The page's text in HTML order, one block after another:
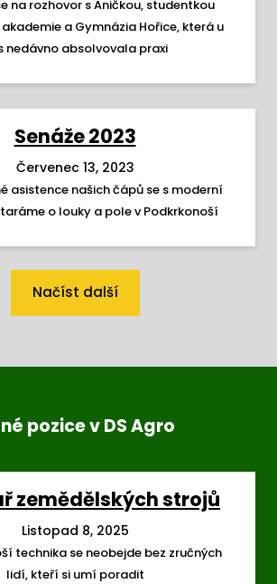
na rozhovor s Aničkou, studentkou
a Gymnázia Hořice, která u
nedávno absolvovala praxi
Senáže 2023
Červenec 13, 2023
asistence našich čápů se s moderní
o louky a pole v Podkrkonoší
Načíst další
pozice v DS Agro
zemědělských strojů
Listopad 8, 2025
technika se neobejde bez zručných
lidí, kteří si umí poradit